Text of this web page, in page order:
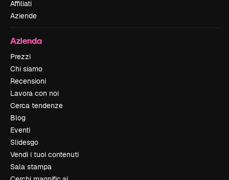
Affiliati
Aziende
Azienda
Prezzi
Chi siamo
Recensioni
Lavora con noi
Cerca tendenze
Blog
Eventi
Slidesgo
Vendi i tuoi contenuti
Sala stampa